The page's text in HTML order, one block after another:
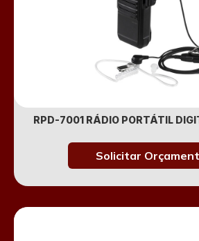
RPD-7001 RÁDIO PORTÁTIL
Solicitar